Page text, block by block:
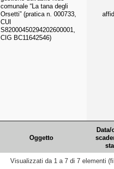
Oggetto
Data/
comunale “La tana degli
Orsetti” (pratica n. 000733,
CUI
S82000450294202600001,
CIG BC11642546)
Visualizzati da 1 a 7 di 7 elementi